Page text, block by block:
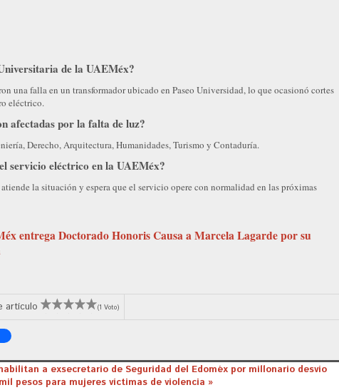
de la UAEMéx?
una falla en un transformador ubicado en Paseo Universidad, lo que ocasionó cortes
eléctrico.
afectadas por la falta de luz?
Derecho, Arquitectura, Humanidades, Turismo y Contaduría.
servicio eléctrico en la UAEMéx?
la situación y espera que el servicio opere con normalidad en las próximas
entrega Doctorado Honoris Causa a Marcela Lagarde por su
artículo (1 Voto)
a exsecretario de Seguridad del Edoméx por millonario desvío
pesos para mujeres víctimas de violencia »